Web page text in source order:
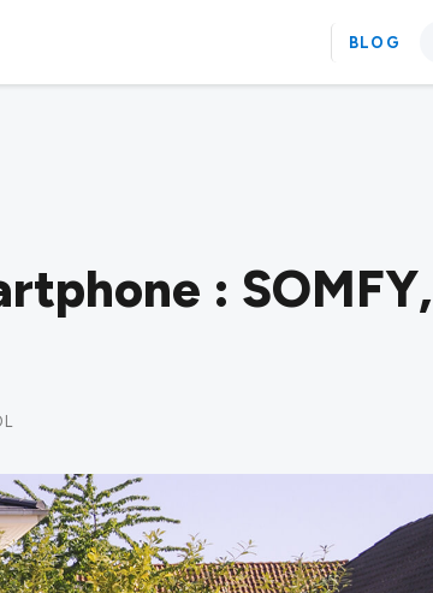
BLOG
: SOMFY,